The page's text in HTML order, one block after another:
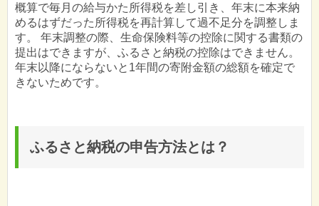
概算で毎月の給与かた所得税を差し引き、年末に本来納
めるはずだった所得税を再計算して過不足分を調整しま
す。 年末調整の際、生命保険料等の控除に関する書類の
提出はできますが、ふるさと納税の控除はできません。
年末以降にならないと1年間の寄附金額の総額を確定で
きないためです。
ふるさと納税の申告方法とは？